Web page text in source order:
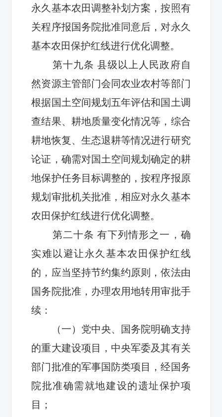
永久基本农田调整补划方案，按照有
关程序报国务院批准同意后， 对永久
基本农田保护红线进行优化调整。
第十九条县级以上人民政府自
然资源主管部门会同农业农村等部门
根据国土空间规划五年评估和国土调
查结果、耕地质量变化情况等， 综合
耕地恢复、生态退耕等情况进行研究
论证，确需对国土空间规划确定的耕
地保护任务目标调整的，按程序报原
规划审批机关批准，相应对永久基本
农田保护红线进行优化调整。
第二十条 有下列情形之一，确
实难以避让永久基本农田保护红线
的，应当坚持节约集约原则，依法由
国务院批准， 办理农用地转用审批手
续：
（一）党中央、国务院明确支持
的重大建设项目
， 中央军委及其有关
部门批准的军事国防类项目
，经国务
院批准确需就地建设的遗址保护项
目；